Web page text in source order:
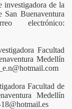
investigadora de la
Buenaventura
electrónico:
Facultad
Medellín
Facultad de
Medellín